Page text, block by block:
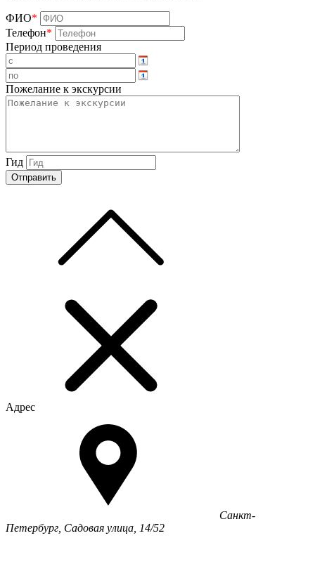
ФИО*
Телефон*
Период проведения
Пожелание к экскурсии
Гид
Адрес
Санкт-
Петербург, Садовая улица, 14/52